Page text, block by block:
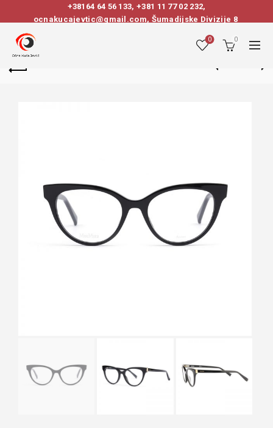
+38164 64 56 133, +381 11 77 02 232,
ocnakucajevtic@gmail.com, Šumadijske Divizije 8
0 0